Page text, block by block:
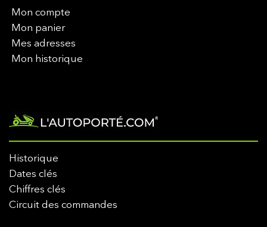
Mon compte
Mon panier
Mes adresses
Mon historique
Historique
Dates clés
Chiffres clés
Circuit des commandes